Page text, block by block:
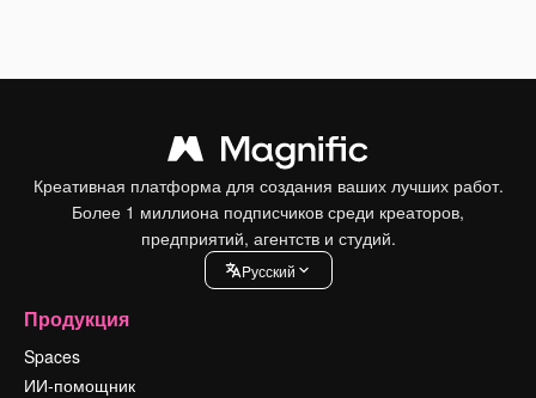
Креативная платформа для создания ваших лучших работ.
Более 1 миллиона подписчиков среди креаторов,
предприятий, агентств и студий.
Pусский
Продукция
Spaces
ИИ-помощник